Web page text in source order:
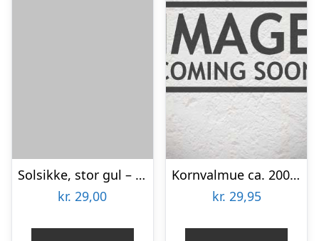
Solsikke, stor gul – frø (øko)
kr. 29,00
Kornvalmue ca. 2000 frø
kr. 29,95